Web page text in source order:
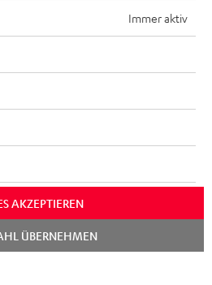
und Irrtum vorbehalten. Das auf unseren
im Lieferumfang enthalten. Etwaige
sind im Preis inbegriffen.
Daten-Einstellungen
Immer aktiv
AKZEPTIEREN
ÜBERNEHMEN